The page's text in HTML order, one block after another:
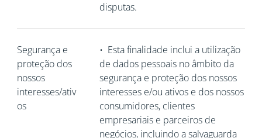
disputas.
Segurança e
proteção dos
nossos
interesses/ativ
os
• Esta finalidade inclui a utilização
de dados pessoais no âmbito da
segurança e proteção dos nossos
interesses e/ou ativos e dos nossos
consumidores, clientes
empresariais e parceiros de
negócios, incluindo a salvaguarda